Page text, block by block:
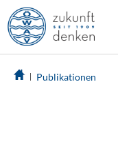
Publikationen